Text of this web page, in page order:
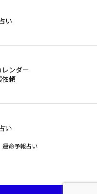
い
ンダー
頼
運命予報占い